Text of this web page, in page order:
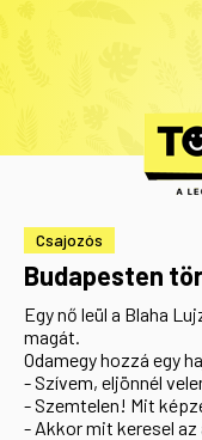
Csajozós
Budapesten
Egy nő leül a Blaha
magát.
Odamegy hozzá egy
- Szívem, eljönnél
- Szemtelen! Mit
- Akkor mit keresel az